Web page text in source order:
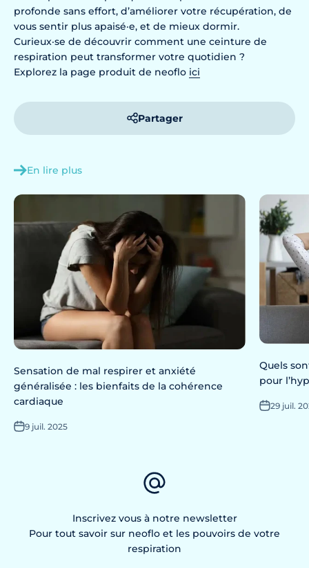
profonde sans effort, d’améliorer votre récupération, de
vous sentir plus apaisé·e, et de mieux dormir.
Curieux·se de découvrir comment une ceinture de
respiration peut transformer votre quotidien ?
Explorez la page produit de neoflo ici
Partager
En lire plus
Sensation de mal respirer et anxiété
généralisée : les bienfaits de la cohérence
cardiaque
9 juil. 2025
Quels
pour
29 juil.
Inscrivez vous à notre newsletter
Pour tout savoir sur neoflo et les pouvoirs de votre
respiration